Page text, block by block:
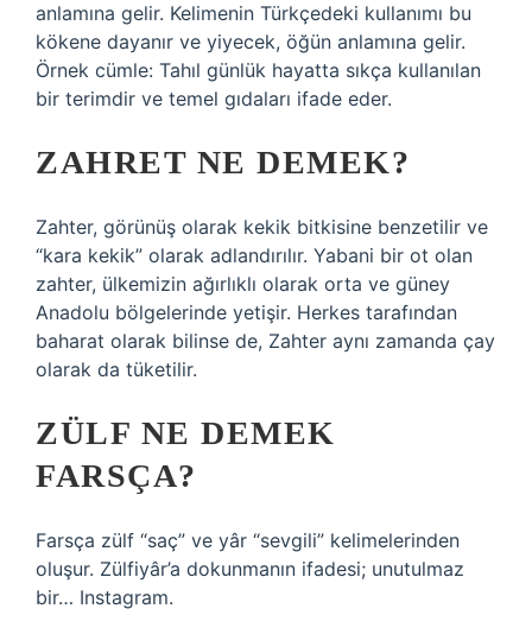
anlamına gelir. Kelimenin Türkçedeki kullanımı bu
kökene dayanır ve yiyecek, öğün anlamına gelir.
Örnek cümle: Tahıl günlük hayatta sıkça kullanılan
bir terimdir ve temel gıdaları ifade eder.
ZAHRET NE DEMEK?
Zahter, görünüş olarak kekik bitkisine benzetilir ve
“kara kekik” olarak adlandırılır. Yabani bir ot olan
zahter, ülkemizin ağırlıklı olarak orta ve güney
Anadolu bölgelerinde yetişir. Herkes tarafından
baharat olarak bilinse de, Zahter aynı zamanda çay
olarak da tüketilir.
ZÜLF NE DEMEK
FARSÇA?
Farsça zülf “saç” ve yâr “sevgili” kelimelerinden
oluşur. Zülfiyâr’a dokunmanın ifadesi; unutulmaz
bir… Instagram.